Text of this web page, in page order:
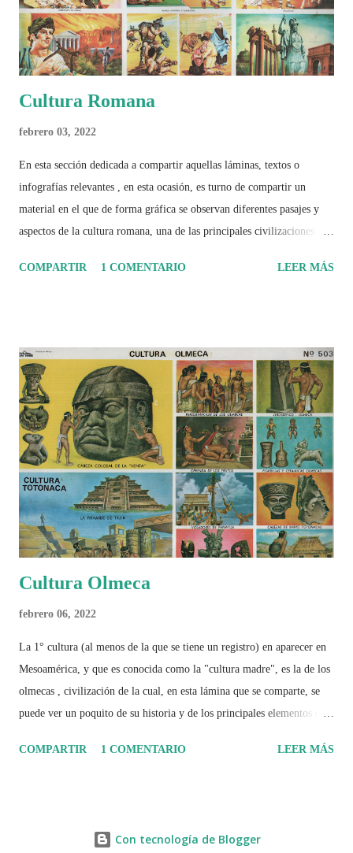
Cultura Romana
febrero 03, 2022
En esta sección dedicada a compartir aquellas láminas, textos o
infografías relevantes , en esta ocasión, es turno de compartir un
material en el que de forma gráfica se observan diferentes pasajes y
aspectos de la cultura romana, una de las principales civilizaciones que
COMPARTIR
1 COMENTARIO LEER MÁS
Cultura Olmeca
febrero 06, 2022
La 1° cultura (al menos de la que se tiene un registro) en aparecer en
Mesoamérica, y que es conocida como la "cultura madre", es la de los
olmecas , civilización de la cual, en esta lámina que se comparte, se
puede ver un poquito de su historia y de los principales elementos que
COMPARTIR
1 COMENTARIO LEER MÁS
Con tecnología de Blogger